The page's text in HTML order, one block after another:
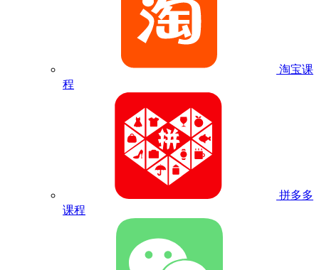
淘宝课
程
拼多多
课程